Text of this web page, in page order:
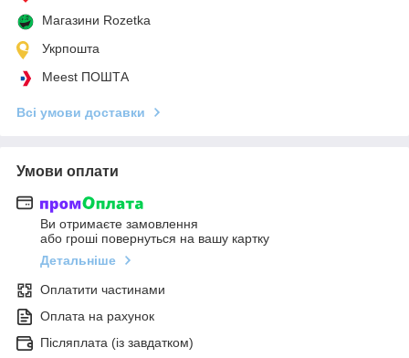
Магазини Rozetka
Укрпошта
Meest ПОШТА
Всі умови доставки
Умови оплати
Ви отримаєте замовлення
або гроші повернуться на вашу картку
Детальніше
Оплатити частинами
Оплата на рахунок
Післяплата (із завдатком)